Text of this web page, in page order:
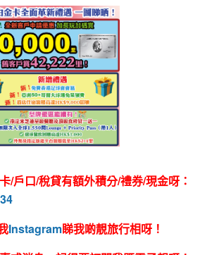
/戶口/稅貸有額外積分/禮券/現金呀：
Instagram睇我啲靚旅行相呀！